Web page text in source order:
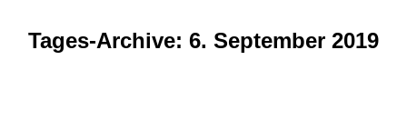
Tages-Archive: 6. September 2019